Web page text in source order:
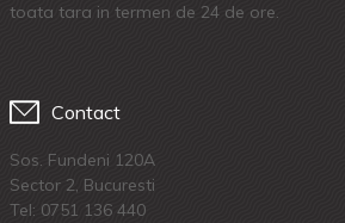
toata tara in termen de 24 de ore.
Contact
Sos. Fundeni 120A
Sector 2, Bucuresti
Tel: 0751 136 440